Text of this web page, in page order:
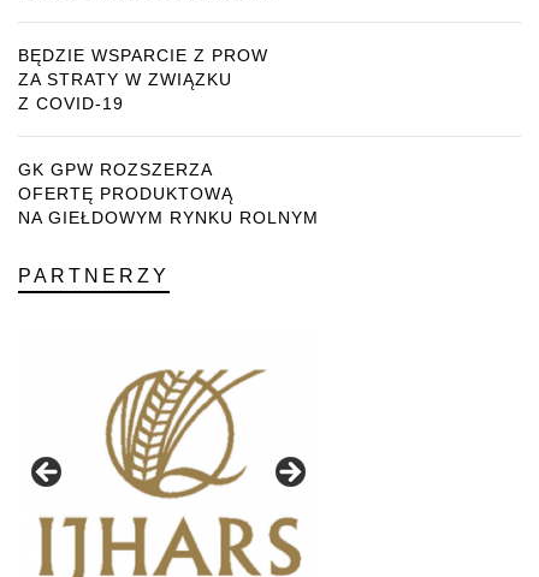
BĘDZIE WSPARCIE Z PROW
ZA STRATY W ZWIĄZKU
Z COVID-19
GK GPW ROZSZERZA
OFERTĘ PRODUKTOWĄ
NA GIEŁDOWYM RYNKU ROLNYM
PARTNERZY